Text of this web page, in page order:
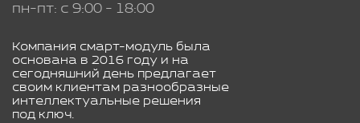
пн-пт: с 9:00 - 18:00
Компания смарт-модуль была
основана в 2016 году и на
сегодняшний день предлагает
своим клиентам разнообразные
интеллектуальные решения
под ключ.